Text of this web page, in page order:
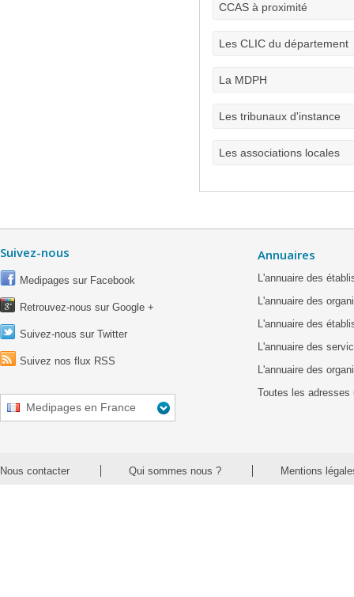
CCAS à proximité
Les CLIC du département
La MDPH
Les tribunaux d'instance
Les associations locales
Suivez-nous
Medipages sur Facebook
Retrouvez-nous sur Google +
Suivez-nous sur Twitter
Suivez nos flux RSS
Medipages en France
Annuaires
L'annuaire des
L'annuaire des
L'annuaire des
L'annuaire des
L'annuaire des
Toutes les adresses
Nous contacter Qui sommes nous ? Mentions